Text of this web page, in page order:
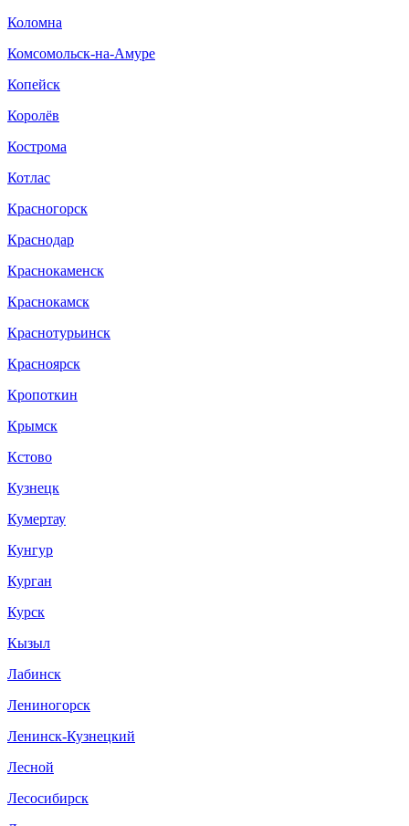
Коломна
Комсомольск-на-Амуре
Копейск
Королёв
Кострома
Котлас
Красногорск
Краснодар
Краснокаменск
Краснокамск
Краснотурьинск
Красноярск
Кропоткин
Крымск
Кстово
Кузнецк
Кумертау
Кунгур
Курган
Курск
Кызыл
Лабинск
Лениногорск
Ленинск-Кузнецкий
Лесной
Лесосибирск